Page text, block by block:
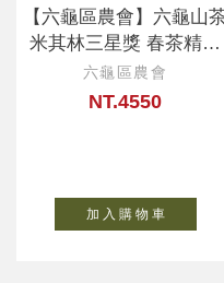
【六龜區農會】六龜山
米其林三星獎 春茶精裝
禮盒
六龜區農會
NT.4550
加 入 購 物 車